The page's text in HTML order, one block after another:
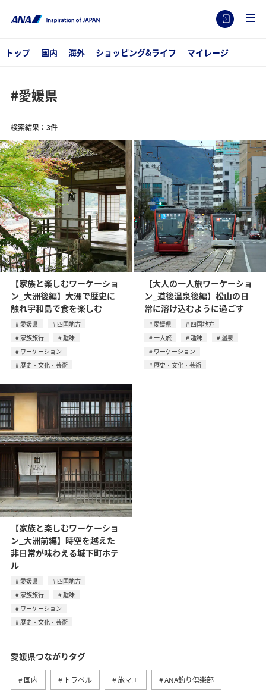
トップ 国内 海外 ショッピング&ライフ マイレージ
#愛媛県
検索結果：3件
【家族と楽しむワーケーショ
ン_大洲後編】大洲で歴史に
触れ宇和島で食を楽しむ
愛媛県
四国地方
家族旅行
趣味
ワーケーション
歴史・文化・芸術
【大人の一人旅ワーケーショ
ン_道後温泉後編】松山の日
常に溶け込むように過ごす
愛媛県
四国地方
一人旅
趣味
温泉
ワーケーション
歴史・文化・芸術
【家族と楽しむワーケーショ
ン_大洲前編】時空を越えた
非日常が味わえる城下町ホテ
ル
愛媛県
四国地方
家族旅行
趣味
ワーケーション
歴史・文化・芸術
愛媛県つながりタグ
国内 トラベル 旅マエ ANA釣り倶楽部